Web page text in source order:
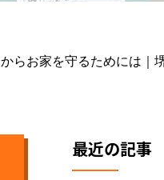
らお家を守るためには｜
最近の記事